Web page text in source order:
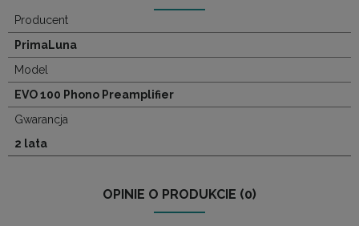
Producent
PrimaLuna
Model
EVO 100 Phono Preamplifier
Gwarancja
2 lata
OPINIE O PRODUKCIE (0)